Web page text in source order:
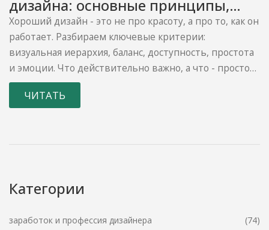
дизайна: основные принципы,
которые работают
Хороший дизайн - это не про красоту, а про то, как он
работает. Разбираем ключевые критерии:
визуальная иерархия, баланс, доступность, простота
и эмоции. Что действительно важно, а что - просто
шум.
ЧИТАТЬ
Категории
заработок и профессия дизайнера (74)